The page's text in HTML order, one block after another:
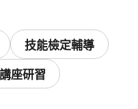
技能檢定輔導
講座研習